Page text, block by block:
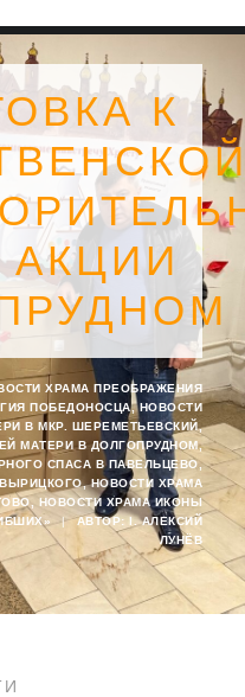
К
АКЦИИ
ХРАМА ПРЕОБРАЖЕНИЯ
ПОБЕДОНОСЦА,НОВОСТИ
В МКР. ШЕРЕМЕТЬЕВСКИЙ,
МАТЕРИ В ДОЛГОПРУДНОМ,
СПАСА В ПАВЕЛЬЦЕВО,
,НОВОСТИ ХРАМА
НОВОСТИ ХРАМА ИКОНЫ
| АВТОР: I. АЛЕКСИЙ
ЛУНЁВ